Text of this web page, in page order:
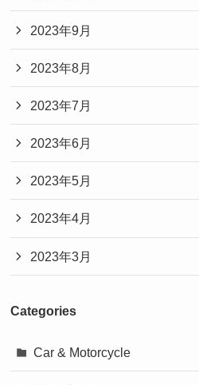
2023年9月
2023年8月
2023年7月
2023年6月
2023年5月
2023年4月
2023年3月
Categories
Car & Motorcycle